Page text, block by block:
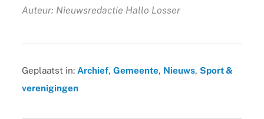
Auteur: Nieuwsredactie Hallo Losser
Geplaatst in: Archief, Gemeente, Nieuws, Sport &
verenigingen